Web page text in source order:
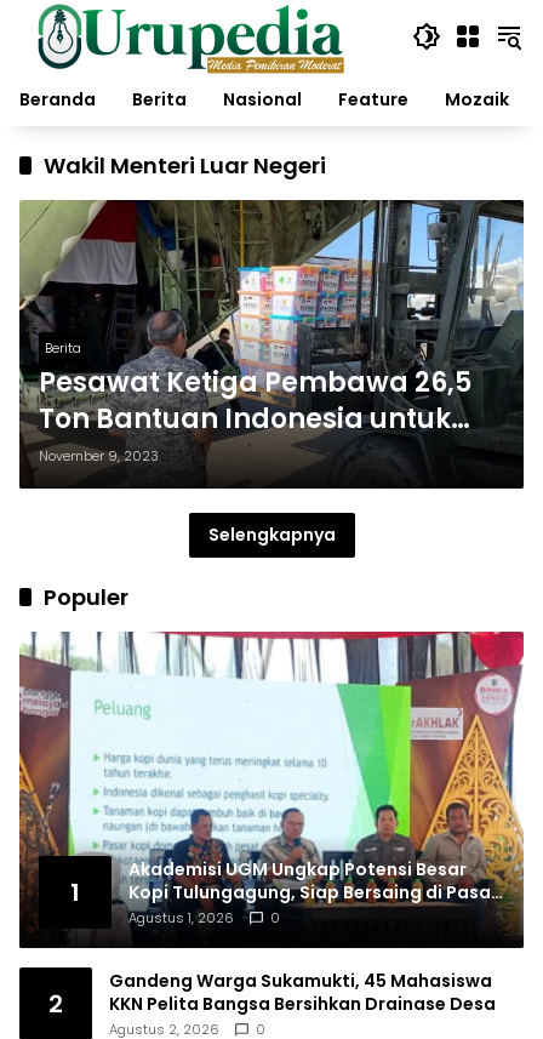
Langsung
konten
Beranda
Berita Nasional Feature Mozaik
Wakil Menteri Luar Negeri
Berita
Pesawat Ketiga Pembawa 26,5
Ton Bantuan Indonesia untuk
Palestina Tiba di El Arish
November 9, 2023
Selengkapnya
Populer
1
Akademisi UGM Ungkap Potensi Besar
Kopi Tulungagung, Siap Bersaing di Pasar
Nasional hingga Dunia
Agustus 1, 2026 0
2
Gandeng Warga Sukamukti, 45 Mahasiswa
KKN Pelita Bangsa Bersihkan Drainase Desa
Agustus 2, 2026 0